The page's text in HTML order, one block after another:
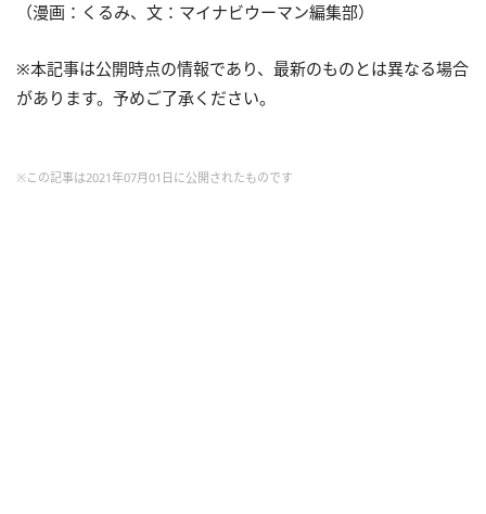
（漫画：くるみ、文：マイナビウーマン編集部）
※本記事は公開時点の情報であり、最新のものとは異なる場合
があります。予めご了承ください。
※この記事は2021年07月01日に公開されたものです